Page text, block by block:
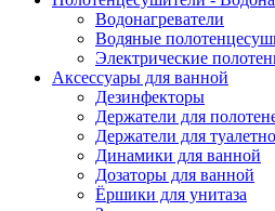
Водонагреватели
Водяные
Электрические
Аксессуары для ванной
Дезинфекторы
Держатели для
Держатели для
Динамики для ванной
Дозаторы для ванной
Ёршики для унитаза